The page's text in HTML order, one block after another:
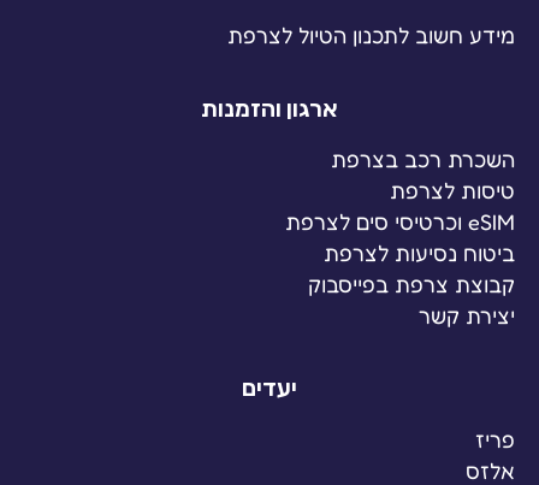
מידע חשוב לתכנון הטיול לצרפת
ארגון והזמנות
השכרת רכב בצרפת
טיסות לצרפת
eSIM וכרטיסי סים לצרפת
ביטוח נסיעות לצרפת
קבוצת צרפת בפייסבוק
יצירת קשר
יעדים
פריז
אלזס